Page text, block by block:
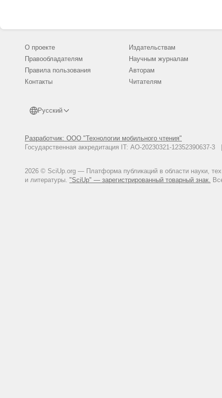
О проекте
Правообладателям
Правила пользования
Контакты
Русский
Разработчик: ООО "Технологии мобильного чтения"
Государственная аккредитация IT: АО-20230321-
2026 © SciUp.org — Платформа публикаций в области науки,
и литературы. "SciUp" — зарегистрированный товарный знак.
Издательствам
Научным журналам
Авторам
Читателям